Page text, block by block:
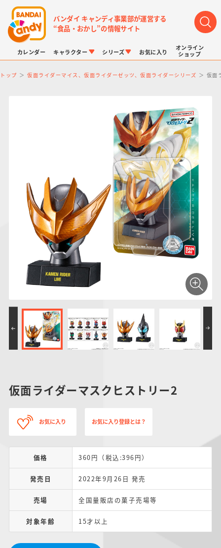
バンダイ キャンディ事業部が運営する
“食品・おかし”の情報サイト
カレンダー キャラクター
仮面ライダーシリー
ズ
PROJECT R.E.D.・
スーパー戦隊シリー
ズ
プリキュアシリーズ
ガンダムシリーズ
ポケットモンスター
ドラゴンボール
アンパンマン
サンリオキャラクタ
ーズ
シリーズ
キャラパキ
つりグミ
チョコサプ
にふぉるめーしょん
＆スクエアシール
SMPシリーズ
ポケモンキッズ
ポケモンスケールワ
ールド
キャラデコ
お気に入り
オンライン
ショップ
トップ 仮面ライダーマイス、仮面ライダーゼッツ、仮面ライダーシリーズ 仮面
仮面ライダーマスクヒストリー2
お気に入り お気に入り登録とは？
価格 360円（税込:396円）
発売日 2022年9月26日 発売
売場 全国量販店の菓子売場等
対象年齢 15才以上